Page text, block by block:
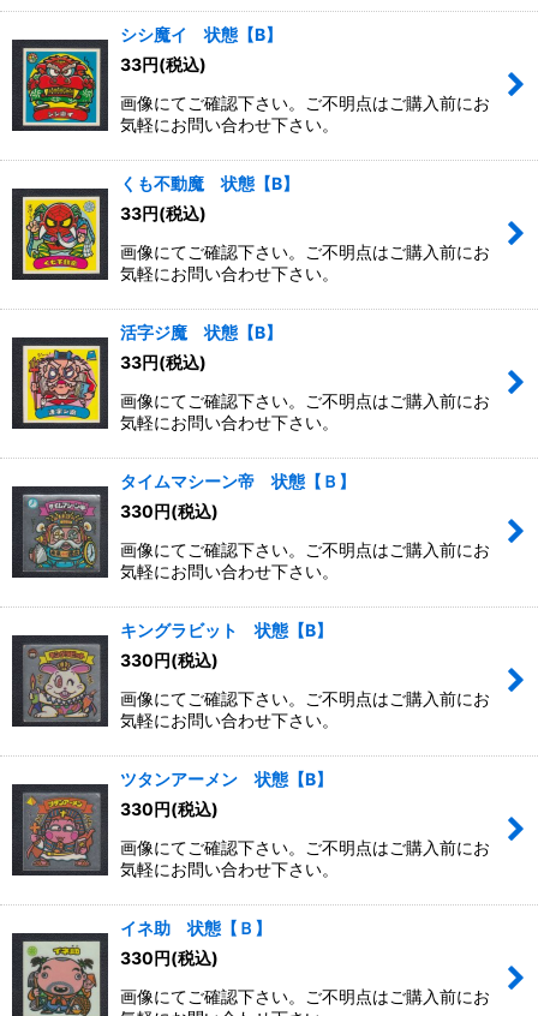
シシ魔イ 状態【B】
33円(税込)
画像にてご確認下さい。ご不明点はご購入前にお
気軽にお問い合わせ下さい。
くも不動魔 状態【B】
33円(税込)
画像にてご確認下さい。ご不明点はご購入前にお
気軽にお問い合わせ下さい。
活字ジ魔 状態【B】
33円(税込)
画像にてご確認下さい。ご不明点はご購入前にお
気軽にお問い合わせ下さい。
タイムマシーン帝 状態【Ｂ】
330円(税込)
画像にてご確認下さい。ご不明点はご購入前にお
気軽にお問い合わせ下さい。
キングラビット 状態【B】
330円(税込)
画像にてご確認下さい。ご不明点はご購入前にお
気軽にお問い合わせ下さい。
ツタンアーメン 状態【B】
330円(税込)
画像にてご確認下さい。ご不明点はご購入前にお
気軽にお問い合わせ下さい。
イネ助 状態【Ｂ】
330円(税込)
画像にてご確認下さい。ご不明点はご購入前にお